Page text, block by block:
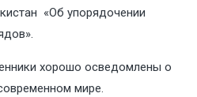
«Об упорядочении
хорошо осведомлены о
мире.